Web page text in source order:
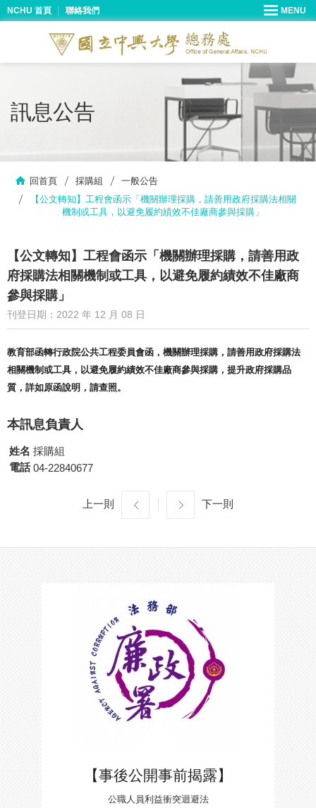
NCHU 首頁 聯絡我們
訊息公告
回首頁 採購組
一般公告
【公文轉知】工程會函示「機關辦理採購，請善用政府採購法相關
機制或工具，以避免履約績效不佳廠商參與採購」
【公文轉知】工程會函示「機關辦理採購，請善用政
府採購法相關機制或工具，以避免履約績效不佳廠商
參與採購」
刊登日期：2022 年 12 月 08 日
教育部函轉行政院公共工程委員會函，機關辦理採購，請善用政府採購法
相關機制或工具，以避免履約績效不佳廠商參與採購， 提升政府採購品
質，詳如原函說明，請查照。
本訊息負責人
姓名 採購組
電話 04-22840677
上一則 下一則
【事後公開事前揭露】
公職人員利益衝突迴避法